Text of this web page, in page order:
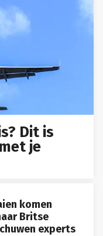
Dit is
je
komen
Britse
experts